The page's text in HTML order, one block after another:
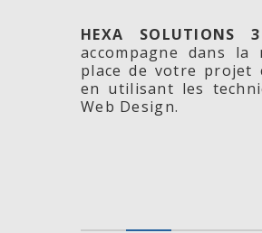
HEXA SOLUTIONS
accompagne dans la
place de votre projet
en utilisant les
Web Design.